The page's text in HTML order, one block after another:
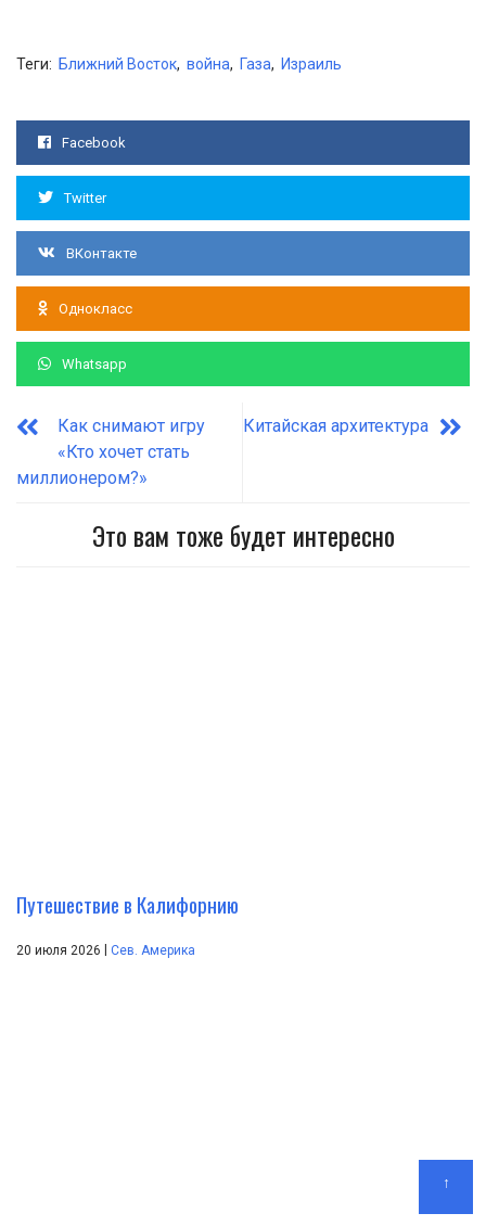
Теги: Ближний Восток, война, Газа, Израиль
Facebook
Twitter
ВКонтакте
Однокласс
Whatsapp
Как снимают игру
«Кто хочет стать
миллионером?»
Китайская архитектура
Это вам тоже будет интересно
Путешествие в Калифорнию
20 июля 2026 Сев. Америка
↑